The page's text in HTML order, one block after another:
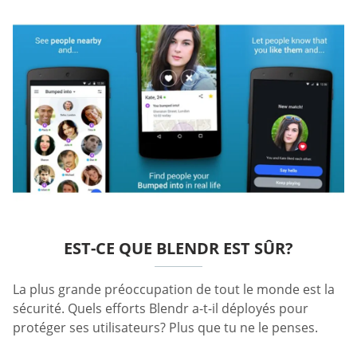
EST-CE QUE BLENDR EST SÛR?
La plus grande préoccupation de tout le monde est la
sécurité. Quels efforts Blendr a-t-il déployés pour
protéger ses utilisateurs? Plus que tu ne le penses.